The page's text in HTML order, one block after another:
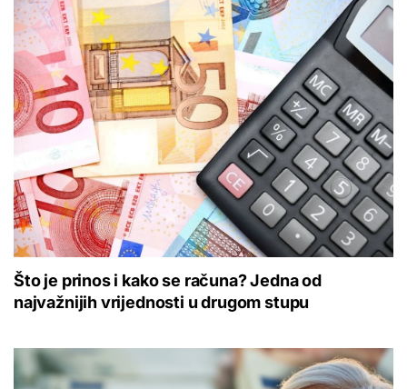
Što je prinos i kako se računa? Jedna od
najvažnijih vrijednosti u drugom stupu